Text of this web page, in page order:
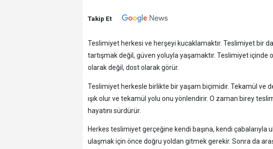
Takip Et
Teslimiyet herkesi ve herşeyi kucaklamaktır. Teslimiyet bir
tartışmak değil, güven yoluyla yaşamaktır. Teslimiyet içinde
olarak değil, dost olarak görür.
Teslimiyet herkesle birlikte bir yaşam biçimidir. Tekamül ve
ışık olur ve tekamül yolu onu yönlendirir. O zaman birey
hayatını sürdürür.
Herkes teslimiyet gerçeğine kendi başına, kendi çabalarıyla
ulaşmak için önce doğru yoldan gitmek gerekir. Sonra da